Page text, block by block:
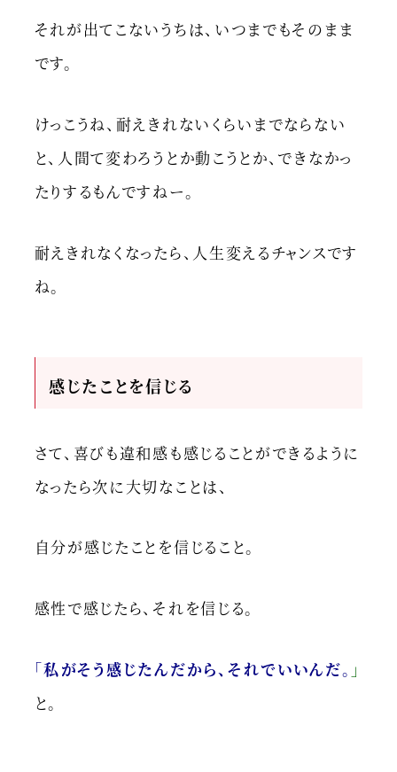
それが出てこないうちは、いつまでもそのまま
です。
けっこうね、耐えきれないくらいまでならない
と、人間て変わろうとか動こうとか、できなかっ
たりするもんですねー。
耐えきれなくなったら、人生変えるチャンスです
ね。
感じたことを信じる
さて、喜びも違和感も感じることができるように
なったら次に大切なことは、
自分が感じたことを信じること。
感性で感じたら、それを信じる。
「私がそう感じたんだから、それでいいんだ。 」
と。